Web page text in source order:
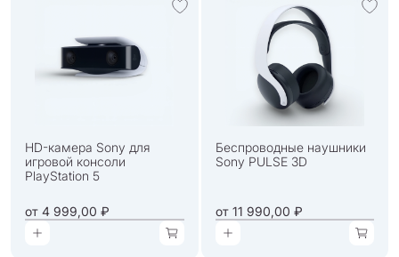
HD-камера Sony для
игровой консоли
PlayStation 5
от 4 999,00 ₽
Беспроводные наушники
Sony PULSE 3D
от11 990,00 ₽